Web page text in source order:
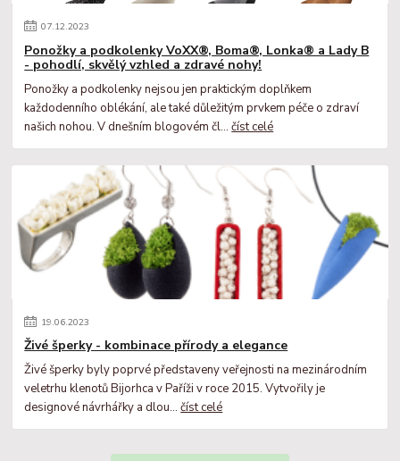
07.12.2023
Ponožky a podkolenky VoXX®, Boma®, Lonka® a Lady B
- pohodlí, skvělý vzhled a zdravé nohy!
Ponožky a podkolenky nejsou jen praktickým doplňkem
každodenního oblékání, ale také důležitým prvkem péče o zdraví
našich nohou. V dnešním blogovém čl...číst celé
19.06.2023
Živé šperky - kombinace přírody a elegance
Živé šperky byly poprvé představeny veřejnosti na mezinárodním
veletrhu klenotů Bijorhca v Paříži v roce 2015. Vytvořily je
designové návrhářky a dlou...číst celé